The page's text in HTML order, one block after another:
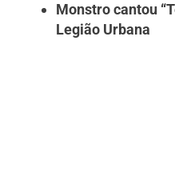
Monstro cantou
Legião Urbana